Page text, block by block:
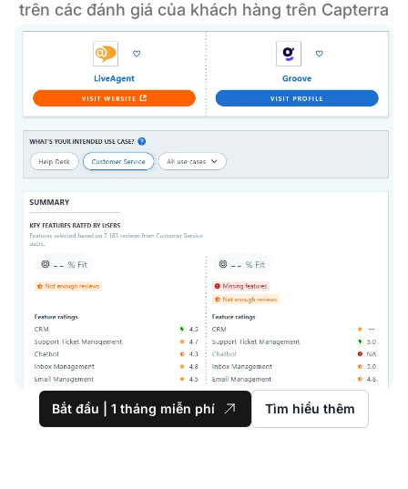
trên các đánh giá của khách hàng trên Capterra
Bắt đầu | 1 tháng miễn phí Tìm hiểu thêm